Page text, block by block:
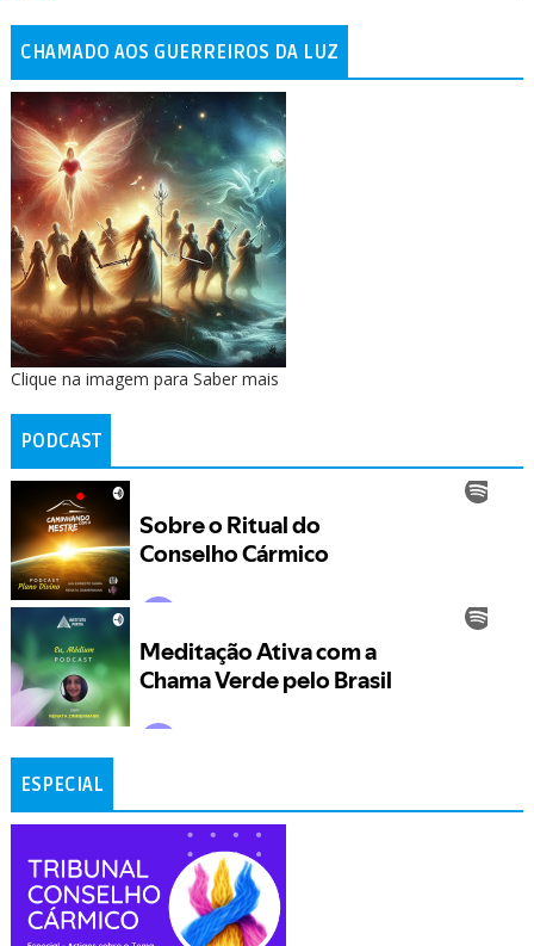
CHAMADO AOS GUERREIROS DA LUZ
Clique na imagem para Saber mais
PODCAST
ESPECIAL